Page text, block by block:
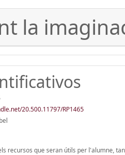
la
20.500.11797/RP1465
recursos que seran útils per l'alumne,